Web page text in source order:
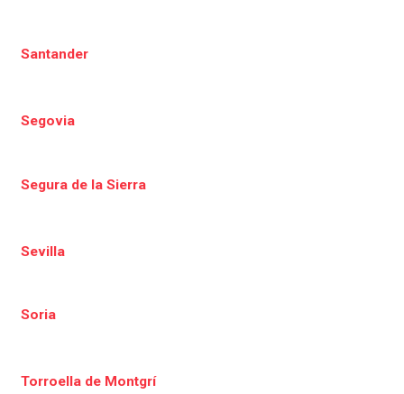
Santander
Segovia
Segura de la Sierra
Sevilla
Soria
Torroella de Montgrí